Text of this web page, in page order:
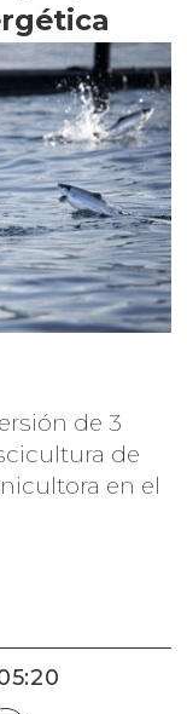
de 3
de
en el